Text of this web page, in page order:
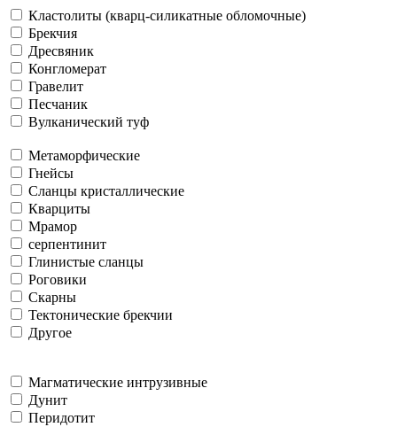
Кластолиты (кварц-силикатные обломочные)
Брекчия
Дресвяник
Конгломерат
Гравелит
Песчаник
Вулканический туф
Метаморфические
Гнейсы
Сланцы кристаллические
Кварциты
Мрамор
серпентинит
Глинистые сланцы
Роговики
Скарны
Тектонические брекчии
Другое
Магматические интрузивные
Дунит
Перидотит